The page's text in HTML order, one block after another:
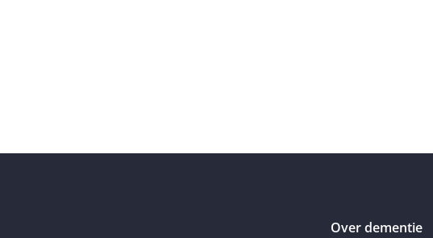
Over dementie